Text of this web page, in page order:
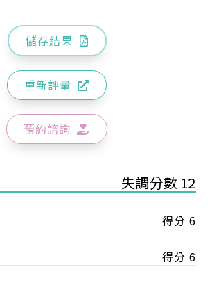
儲存結果
重新評量
預約諮詢
失調分數 12
得分 6
得分 6